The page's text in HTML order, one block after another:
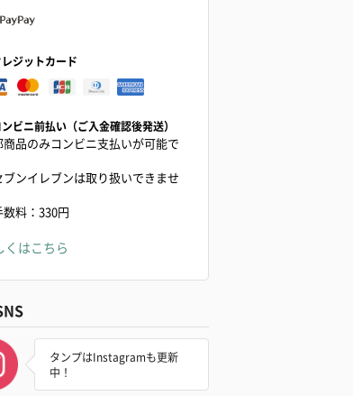
レジットカード
ンビニ前払い（ご入金確認後発送）
商品のみコンビニ支払いが可能で
ンイレブンは取り扱いできませ
料：330円
くはこちら
タンプはInstagramも更新
中！